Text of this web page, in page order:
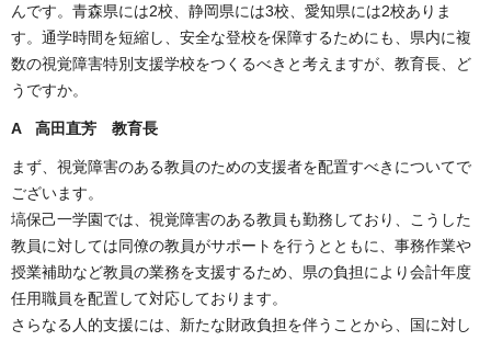
んです。青森県には2校、静岡県には3校、愛知県には2校ありま
す。通学時間を短縮し、安全な登校を保障するためにも、県内に複
数の視覚障害特別支援学校をつくるべきと考えますが、教育長、ど
うですか。
A 高田直芳 教育長
まず、視覚障害のある教員のための支援者を配置すべきについてで
ございます。
塙保己一学園では、視覚障害のある教員も勤務しており、こうした
教員に対しては同僚の教員がサポートを行うとともに、事務作業や
授業補助など教員の業務を支援するため、県の負担により会計年度
任用職員を配置して対応しております。
さらなる人的支援には、新たな財政負担を伴うことから、国に対し